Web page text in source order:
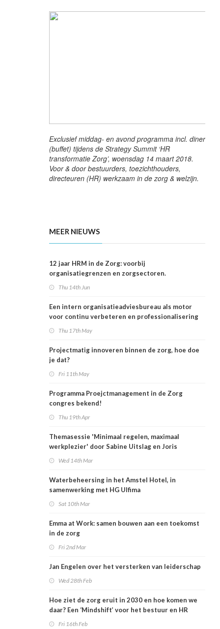
Exclusief middag- en avond programma incl. diner
(buffet) tijdens de Strategy Summit ‘HR
transformatie Zorg’, woensdag 14 maart 2018.
Voor & door bestuurders, toezichthouders,
directeuren (HR) werkzaam in de zorg & welzijn.
MEER NIEUWS
12 jaar HRM in de Zorg: voorbij
organisatiegrenzen en zorgsectoren.
Thu 14th Jun
Een intern organisatieadviesbureau als motor
voor continu verbeteren en professionalisering
Thu 17th May
Projectmatig innoveren binnen de zorg, hoe doe
je dat?
Fri 11th May
Programma Proejctmanagement in de Zorg
congres bekend!
Thu 19th Apr
Themasessie 'Minimaal regelen, maximaal
werkplezier' door Sabine Uitslag en Joris
Wed 14th Mar
Waterbeheersing in het Amstel Hotel, in
samenwerking met HG Ulfima
Sat 10th Mar
Emma at Work: samen bouwen aan een toekomst
in de zorg
Fri 2nd Mar
Jan Engelen over het versterken van leiderschap
Wed 28th Feb
Hoe ziet de zorg eruit in 2030 en hoe komen we
daar? Een ‘Mindshift’ voor het bestuur en HR
Fri 16th Feb